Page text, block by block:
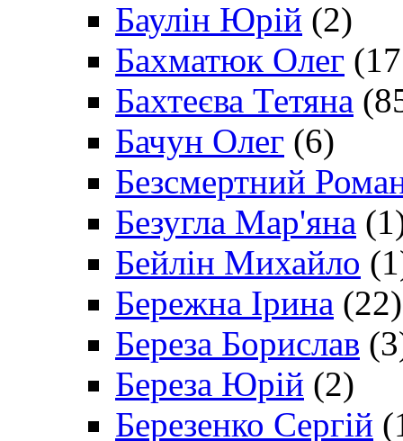
Баулін Юрій (2)
Бахматюк Олег
Бахтеєва Тетяна
Бачун Олег (6)
Безсмертний
Безугла Мар'яна
Бейлін Михайло
Бережна Ірина (22)
Береза Борислав
Береза Юрій (2)
Березенко Сергій